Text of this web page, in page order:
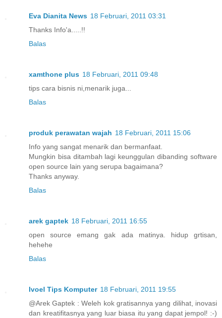
Eva Dianita News 18 Februari, 2011 03:31
Thanks Info'a.....!!
Balas
xamthone plus 18 Februari, 2011 09:48
tips cara bisnis ni,menarik juga...
Balas
produk perawatan wajah 18 Februari, 2011 15:06
Info yang sangat menarik dan bermanfaat.
Mungkin bisa ditambah lagi keunggulan dibanding software
open source lain yang serupa bagaimana?
Thanks anyway.
Balas
arek gaptek 18 Februari, 2011 16:55
open source emang gak ada matinya. hidup grtisan,
hehehe
Balas
Ivoel Tips Komputer 18 Februari, 2011 19:55
@Arek Gaptek : Weleh kok gratisannya yang dilihat, inovasi
dan kreatifitasnya yang luar biasa itu yang dapat jempol! :-)